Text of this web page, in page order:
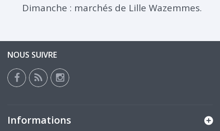
Dimanche : marchés de Lille Wazemmes.
NOUS SUIVRE
Informations